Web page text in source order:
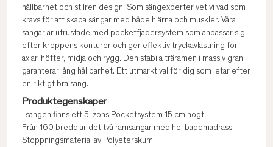
hållbarhet och stilren design. Som sängexperter vet vi vad som
krävs för att skapa sängar med både hjärna och muskler. Våra
sängar är utrustade med pocketfjädersystem som anpassar sig
efter kroppens konturer och ger effektiv tryckavlastning för
axlar, höfter, midja och rygg. Den stabila träramen i massiv gran
garanterar lång hållbarhet. Ett utmärkt val för dig som letar efter
en riktigt bra säng.
Produktegenskaper
I sängen finns ett 5-zons Pocketsystem 15 cm högt.
Från 160 bredd är det två ramsängar med hel bäddmadrass.
Stoppningsmaterial av Polyeterskum